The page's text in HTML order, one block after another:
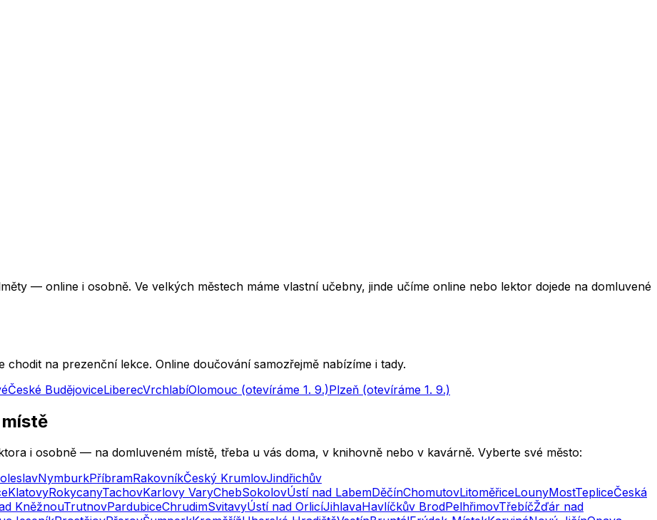
— online i osobně. Ve velkých městech máme vlastní učebny, jinde učíme online nebo lektor dojede na domluvené
na prezenční lekce. Online doučování samozřejmě nabízíme i tady.
České BudějoviceLiberecVrchlabíOlomouc (otevíráme 1. 9.)Plzeň (otevíráme 1. 9.)
i osobně — na domluveném místě, třeba u vás doma, v knihovně nebo v kavárně. Vyberte své město:
NymburkPříbramRakovníkČeský KrumlovJindřichův
KlatovyRokycanyTachovKarlovy VaryChebSokolovÚstí nad LabemDěčínChomutovLitoměřiceLounyMostTepliceČeská
KněžnouTrutnovPardubiceChrudimSvitavyÚstí nad OrlicíJihlavaHavlíčkův BrodPelhřimovTřebíčŽďár nad